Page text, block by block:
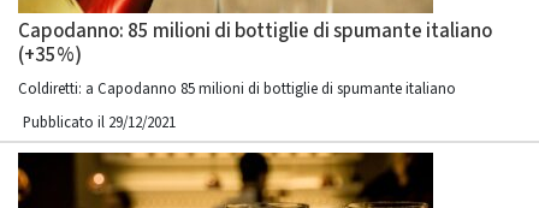
Capodanno: 85 milioni di bottiglie di spumante italiano
(+35%)
Coldiretti: a Capodanno 85 milioni di bottiglie di spumante italiano
Pubblicato il 29/12/2021